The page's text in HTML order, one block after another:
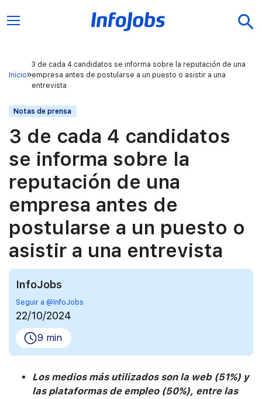
Inicio
3 de cada 4 candidatos se informa sobre la reputación de una
empresa antes de postularse a un puesto o asistir a una
entrevista
Notas de prensa
3 de cada 4 candidatos
se informa sobre la
reputación de una
empresa antes de
postularse a un puesto o
asistir a una entrevista
InfoJobs
Seguir a @InfoJobs
22/10/2024
9 min
Los medios más utilizados son la web (51%) y
las plataformas de empleo (50%), entre las